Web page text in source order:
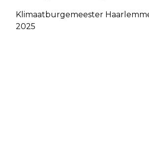
Klimaatburgemeester
2025